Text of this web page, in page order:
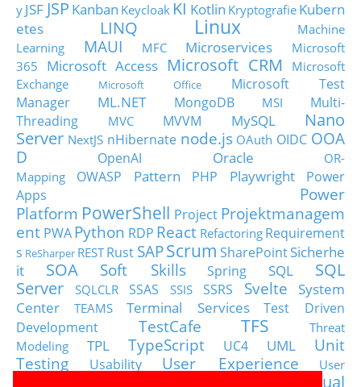
y JSF JSP Kanban Keycloak KI Kotlin Kryptografie Kubern
etes
LINQ Linux
Machine
Learning
MAUI MFC Microservices
Microsoft
365
Microsoft Access Microsoft CRM
Microsoft
Exchange
Microsoft Office
Microsoft Test
Manager
ML.NET MongoDB MSI
Multi-
Threading
MVC MVVM MySQL
Nano
Server NextJS nHibernate node.js OAuth OIDC OOA
D
OpenAI Oracle
OR-
Mapping
OWASP Pattern PHP Playwright
Power
Apps
Power
Platform PowerShell Project Projektmanagem
ent PWA Python RDP React Refactoring Requirement
s ReSharper RESTRust SAPScrum SharePointSicherhe
it
SOA Soft Skills Spring SQL
SQL
Server
SQLCLR SSAS SSIS SSRS Svelte
System
Center
TEAMS Terminal Services
Test Driven
Development
TestCafe TFS
Threat
Modeling
TPL TypeScript UC4 UML
Unit
Testing
Usability User Experience
User
Visual